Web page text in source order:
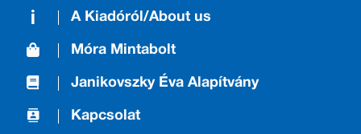
A Kiadóról/About us
Móra Mintabolt
Janikovszky Éva Alapítvány
Kapcsolat